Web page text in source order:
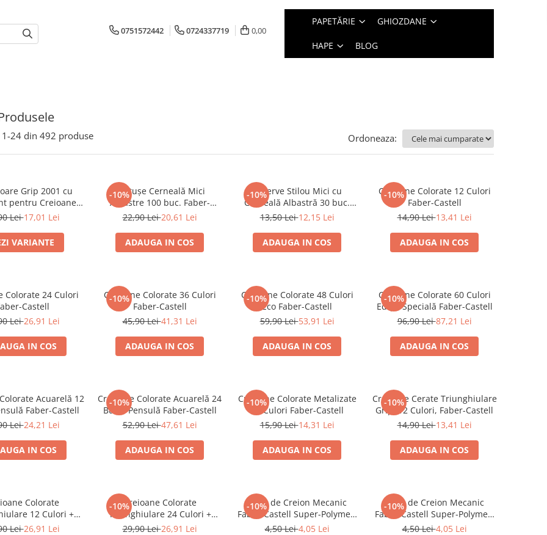
0751572442 0724337719 0,00
PAPETĂRIE GHIOZDANE
HAPE BLOG
1-24 din 492 produse Ordoneaza:
Grip 2001 cu
pentru Creioane
și Jumbo Faber-
Lei17,01 Lei
VARIANTE
-10%
Cartușe Cerneală Mici
Albastre 100 buc. Faber-
Castell
22,90 Lei20,61 Lei
ADAUGA IN COS
-10%
Rezerve Stilou Mici cu
Cerneală Albastră 30 buc.
Faber-Castell
13,50 Lei12,15 Lei
ADAUGA IN COS
-10%
Creioane Colorate 12 Culori
Faber-Castell
14,90 Lei13,41 Lei
ADAUGA IN COS
Colorate 24 Culori
Castell
Lei26,91 Lei
IN COS
-10%
Creioane Colorate 36 Culori
Faber-Castell
45,90 Lei41,31 Lei
ADAUGA IN COS
-10%
Creioane Colorate 48 Culori
Eco Faber-Castell
59,90 Lei53,91 Lei
ADAUGA IN COS
-10%
Creioane Colorate 60 Culori
Ediție Specială Faber-Castell
96,90 Lei87,21 Lei
ADAUGA IN COS
Acuarelă 12
Faber-Castell
Lei24,21 Lei
IN COS
-10%
Creioane Colorate Acuarelă 24
Buc + Pensulă Faber-Castell
52,90 Lei47,61 Lei
ADAUGA IN COS
-10%
Creioane Colorate Metalizate
10 Culori Faber-Castell
15,90 Lei14,31 Lei
ADAUGA IN COS
-10%
Creioane Cerate Triunghiulare
Grip, 12 Culori, Faber-Castell
14,90 Lei13,41 Lei
ADAUGA IN COS
Colorate
12 Culori +
Eco Faber-Castell
Lei26,91 Lei
-10%Creioane Colorate
Triunghiulare 24 Culori +
Ascuțitoare Eco Faber-Castell
29,90 Lei26,91 Lei
-10%
Mine de Creion Mecanic
Faber-Castell Super-Polymer,
0,5 mm, HB/B, 12 Bucăți
4,50 Lei4,05 Lei
-10%
Mine de Creion Mecanic
Faber-Castell Super-Polymer,
0,7 mm, HB/B, 12 Bucăți
4,50 Lei4,05 Lei